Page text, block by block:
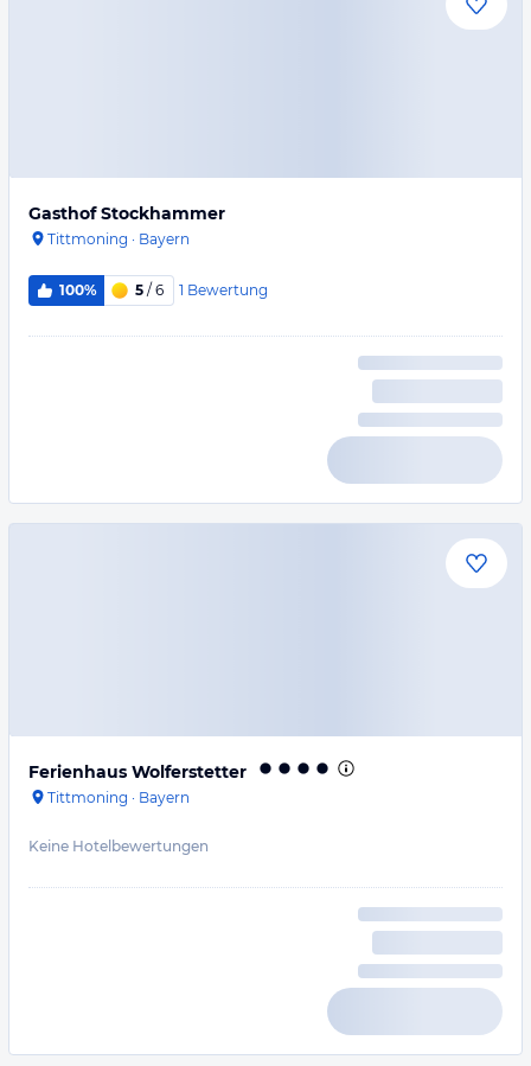
Gasthof Stockhammer
Tittmoning · Bayern
100% 5 / 6 1 Bewertung
Ferienhaus Wolferstetter
Tittmoning · Bayern
Keine Hotelbewertungen